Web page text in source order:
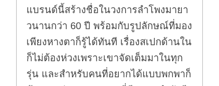
แบรนด์นี้สร้างชื่อในวงการลำโพงมายา
วนานกว่า 60 ปี พร้อมกับรูปลักษณ์ที่มอง
เพียงหางตาก็รู้ได้ทันที เรื่องสเปกด้านใน
ก็ไม่ต้องห่วงเพราะเขาจัดเต็มมาในทุก
รุ่น และสำหรับคนที่อยากได้แบบพกพาก็